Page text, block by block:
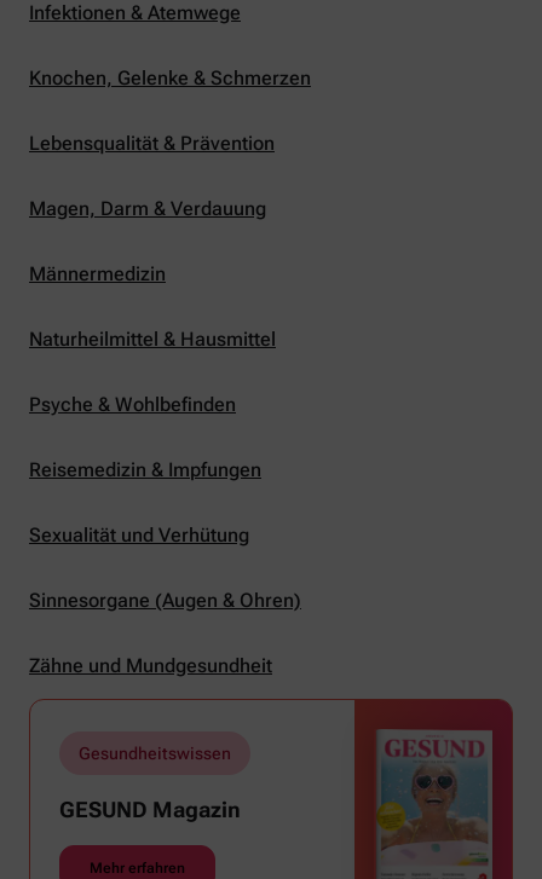
Infektionen & Atemwege
Knochen, Gelenke & Schmerzen
Lebensqualität & Prävention
Magen, Darm & Verdauung
Männermedizin
Naturheilmittel & Hausmittel
Psyche & Wohlbefinden
Reisemedizin & Impfungen
Sexualität und Verhütung
Sinnesorgane (Augen & Ohren)
Zähne und Mundgesundheit
Gesundheitswissen
GESUND Magazin
Mehr erfahren